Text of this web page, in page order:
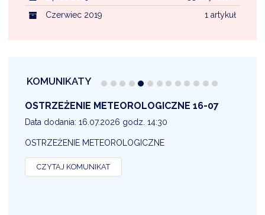
1 artykuł
Czerwiec 2019
KOMUNIKATY
OSTRZEŻENIE METEOROLOGICZNE 16-07
Data dodania: 16.07.2026 godz. 14:30
OSTRZEŻENIE METEOROLOGICZNE
CZYTAJ KOMUNIKAT